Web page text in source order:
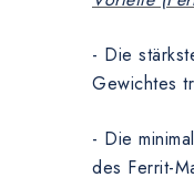
- Die
Gewichtes
- Die
des Ferrit-